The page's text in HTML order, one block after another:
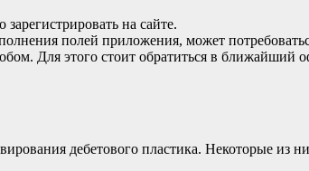
на сайте.
полей приложения, может
Для этого стоит обратиться в ближайший
дебетового пластика. Некоторые из